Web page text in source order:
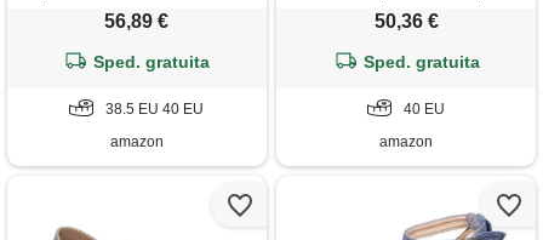
ciabatta donna, sbiancante
56,89 €
Sped. gratuita
38.5 EU 40 EU
amazon
eu 37
50,36 €
Sped. gratuita
40 EU
amazon